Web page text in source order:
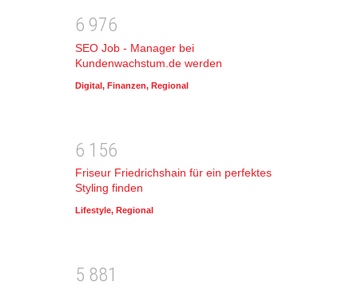
6 976
SEO Job - Manager bei
Kundenwachstum.de werden
Digital, Finanzen, Regional
6 1 56
Friseur Friedrichshain für ein perfektes
Styling finden
Lifestyle, Regional
5 881